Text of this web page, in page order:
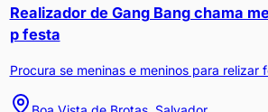
Realizador de Gang Bang chama
p festa
Procura se meninas e meninos para relizar